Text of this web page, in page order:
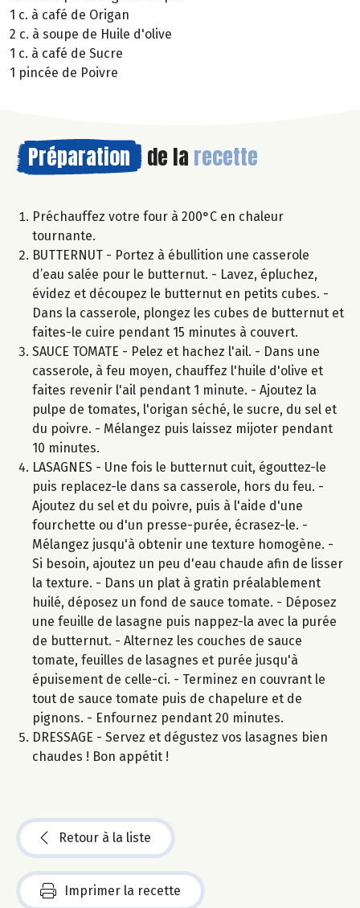
1 c. à café de Origan
2 c. à soupe de Huile d'olive
1 c. à café de Sucre
1 pincée de Poivre
Préparation de la recette
Préchauffez votre four à 200°C en chaleur
tournante.
BUTTERNUT - Portez à ébullition une casserole
d’eau salée pour le butternut. - Lavez, épluchez,
évidez et découpez le butternut en petits cubes. -
Dans la casserole, plongez les cubes de butternut et
faites-le cuire pendant 15 minutes à couvert.
SAUCE TOMATE - Pelez et hachez l'ail. - Dans une
casserole, à feu moyen, chauffez l'huile d'olive et
faites revenir l'ail pendant 1 minute. - Ajoutez la
pulpe de tomates, l'origan séché, le sucre, du sel et
du poivre. - Mélangez puis laissez mijoter pendant
10 minutes.
LASAGNES - Une fois le butternut cuit, égouttez-le
puis replacez-le dans sa casserole, hors du feu. -
Ajoutez du sel et du poivre, puis à l'aide d'une
fourchette ou d'un presse-purée, écrasez-le. -
Mélangez jusqu'à obtenir une texture homogène. -
Si besoin, ajoutez un peu d'eau chaude afin de lisser
la texture. - Dans un plat à gratin préalablement
huilé, déposez un fond de sauce tomate. - Déposez
une feuille de lasagne puis nappez-la avec la purée
de butternut. - Alternez les couches de sauce
tomate, feuilles de lasagnes et purée jusqu'à
épuisement de celle-ci. - Terminez en couvrant le
tout de sauce tomate puis de chapelure et de
pignons. - Enfournez pendant 20 minutes.
DRESSAGE - Servez et dégustez vos lasagnes bien
chaudes ! Bon appétit !
Retour à la liste
Imprimer la recette